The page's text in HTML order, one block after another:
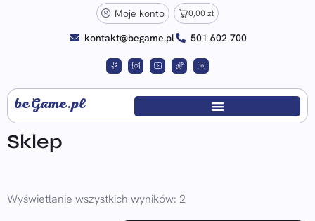
Moje konto 0,00 zł
kontakt@begame.pl 501 602 700
beGame.pl
Sklep
Wyświetlanie wszystkich wyników: 2